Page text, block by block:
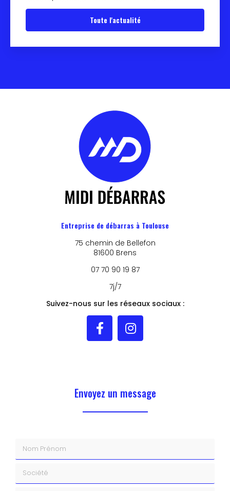
Toute l'actualité
Entreprise de débarras à Toulouse
75 chemin de Bellefon
81600 Brens
07 70 90 19 87
7j/7
Suivez-nous sur les réseaux sociaux :
Envoyez un message